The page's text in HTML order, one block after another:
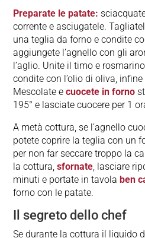
Preparate le patate:
corrente e asciugatele.
una teglia da forno e condite
aggiungete l’agnello con gli
l’aglio. Unite il timo e
condite con l’olio di oliva,
Mescolate ecuocete in forno
195° e lasciate cuocere per 1
A metà cottura, se l’agnello
potete coprire la teglia con un
per non far seccare troppo la
la cottura, sfornate, lasciare
minuti e portate in tavola ben
forno con le patate.
Il segreto dello chef
Se durante la cottura il liquido